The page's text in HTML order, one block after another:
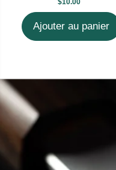
$10.00
Ajouter au panier